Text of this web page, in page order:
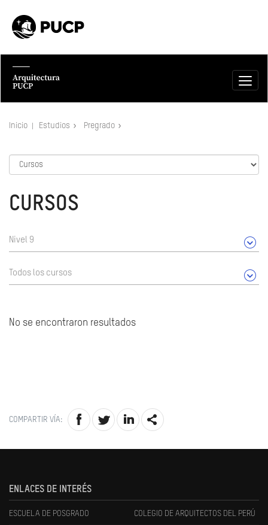
Inicio Estudios Pregrado
CURSOS
Nivel 9
Todos los cursos
No se encontraron resultados
COMPARTIR VÍA:
ENLACES DE INTERÉS
ESCUELA DE POSGRADO COLEGIO DE ARQUITECTOS DEL PERÚ